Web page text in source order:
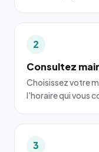
2
Consultez
Choisissez votre
l'horaire qui vous
3